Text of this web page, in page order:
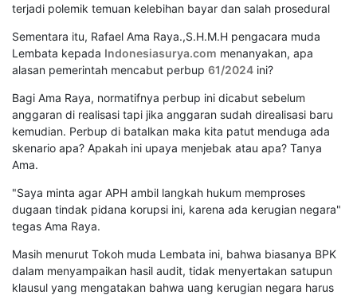
terjadi polemik temuan kelebihan bayar dan salah prosedural
Sementara itu, Rafael Ama Raya.,S.H.M.H pengacara muda
Lembata kepada Indonesiasurya.com menanyakan, apa
alasan pemerintah mencabut perbup 61/2024 ini?
Bagi Ama Raya, normatifnya perbup ini dicabut sebelum
anggaran di realisasi tapi jika anggaran sudah direalisasi baru
kemudian. Perbup di batalkan maka kita patut menduga ada
skenario apa? Apakah ini upaya menjebak atau apa? Tanya
Ama.
"Saya minta agar APH ambil langkah hukum memproses
dugaan tindak pidana korupsi ini, karena ada kerugian negara"
tegas Ama Raya.
Masih menurut Tokoh muda Lembata ini, bahwa biasanya BPK
dalam menyampaikan hasil audit, tidak menyertakan satupun
klausul yang mengatakan bahwa uang kerugian negara harus